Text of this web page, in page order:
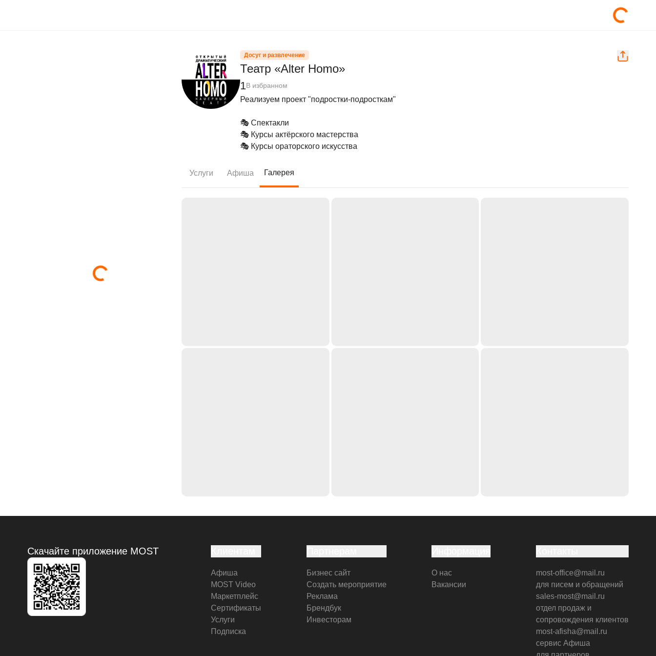
Досуг и развлечение
Театр «Alter Homo»
1В избранном
Реализуем проект "подростки-подросткам"
🎭 Спектакли
🎭 Курсы актёрского мастерства
🎭 Курсы ораторского искусства
Услуги Афиша Галерея
Скачайте приложение MOST
Афиша
MOST Video
Маркетплейс
Сертификаты
Услуги
Подписка
Бизнес сайт
Создать мероприятие
Реклама
Брендбук
Инвесторам
О нас
Вакансии
most-office@mail.ru
для писем и обращений
sales-most@mail.ru
отдел продаж и
сопровождения клиентов
most-afisha@mail.ru
сервис Афиша